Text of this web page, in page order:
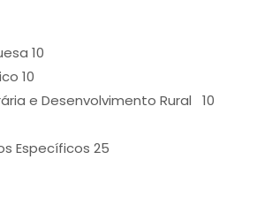
10
10
e Desenvolvimento Rural 10
Específicos 25